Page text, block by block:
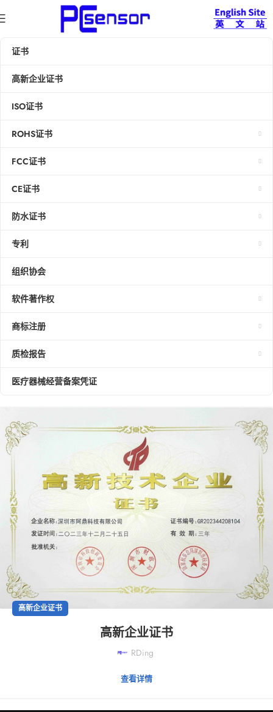
证书
高新企业证书
ISO证书
ROHS证书
FCC证书
CE证书
防水证书
专利
组织协会
软件著作权
商标注册
质检报告
医疗器械经营备案凭证
高新企业证书
高新企业证书
RDing
查看详情